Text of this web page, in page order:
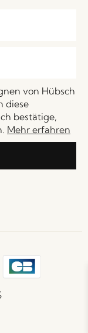
von Hübsch
diese
bestätige,
Mehr erfahren